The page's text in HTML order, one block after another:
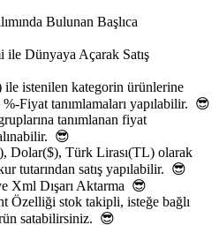
Bulunan Başlıca
ile Dünyaya Açarak Satış
istenilen kategorin ürünlerine
Fiyat tanımlamaları yapılabilir. 😎
tanımlanan fiyat
alınabilir. 😎
Dolar($), Türk Lirası(TL) olarak
tutarından satış yapılabilir. 😎
Xml Dışarı Aktarma 😎
Özelliği stok takipli, isteğe bağlı
satabilirsiniz. 😎